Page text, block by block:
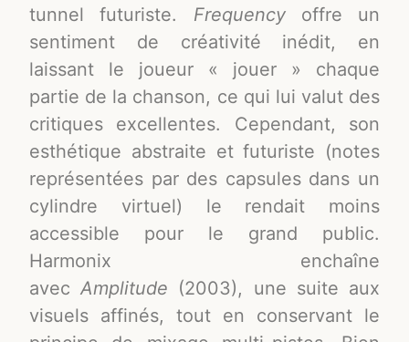
tunnel futuriste. Frequencyoffre un
sentiment de créativité inédit, en
laissant le joueur « jouer » chaque
partie de la chanson, ce qui lui valut des
critiques excellentes. Cependant, son
esthétique abstraite et futuriste (notes
représentées par des capsules dans un
cylindre virtuel) le rendait moins
accessible pour le grand public.
Harmonix enchaîne
avecAmplitude (2003), une suite aux
visuels affinés, tout en conservant le